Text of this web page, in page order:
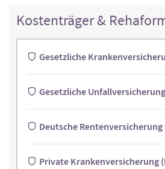
Kostenträger &
Gesetzliche
Gesetzliche
Deutsche Rentenversicherung
Private Krankenversicherung